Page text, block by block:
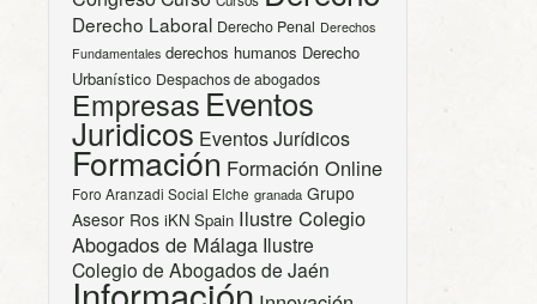
Derecho Laboral Derecho Penal Derechos
Fundamentales derechos humanos Derecho
Urbanístico Despachos de abogados
Empresas Eventos
Juridicos Eventos Jurídicos
Formación Formación Online
Foro Aranzadi Social Elche granada Grupo
Asesor Ros iKN Spain Ilustre Colegio
Abogados de Málaga Ilustre
Colegio de Abogados de Jaén
Información